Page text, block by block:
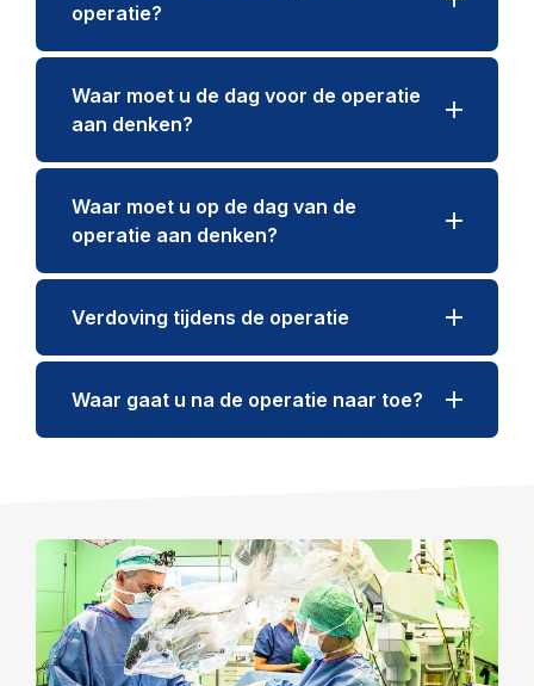
operatie?
Waar moet u de dag voor de operatie
aan denken?
Waar moet u op de dag van de
operatie aan denken?
Verdoving tijdens de operatie
Waar gaat u na de operatie naar toe?